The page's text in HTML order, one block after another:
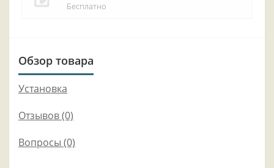
Бесплатно
Обзор товара
Установка
Отзывов (0)
Вопросы (0)